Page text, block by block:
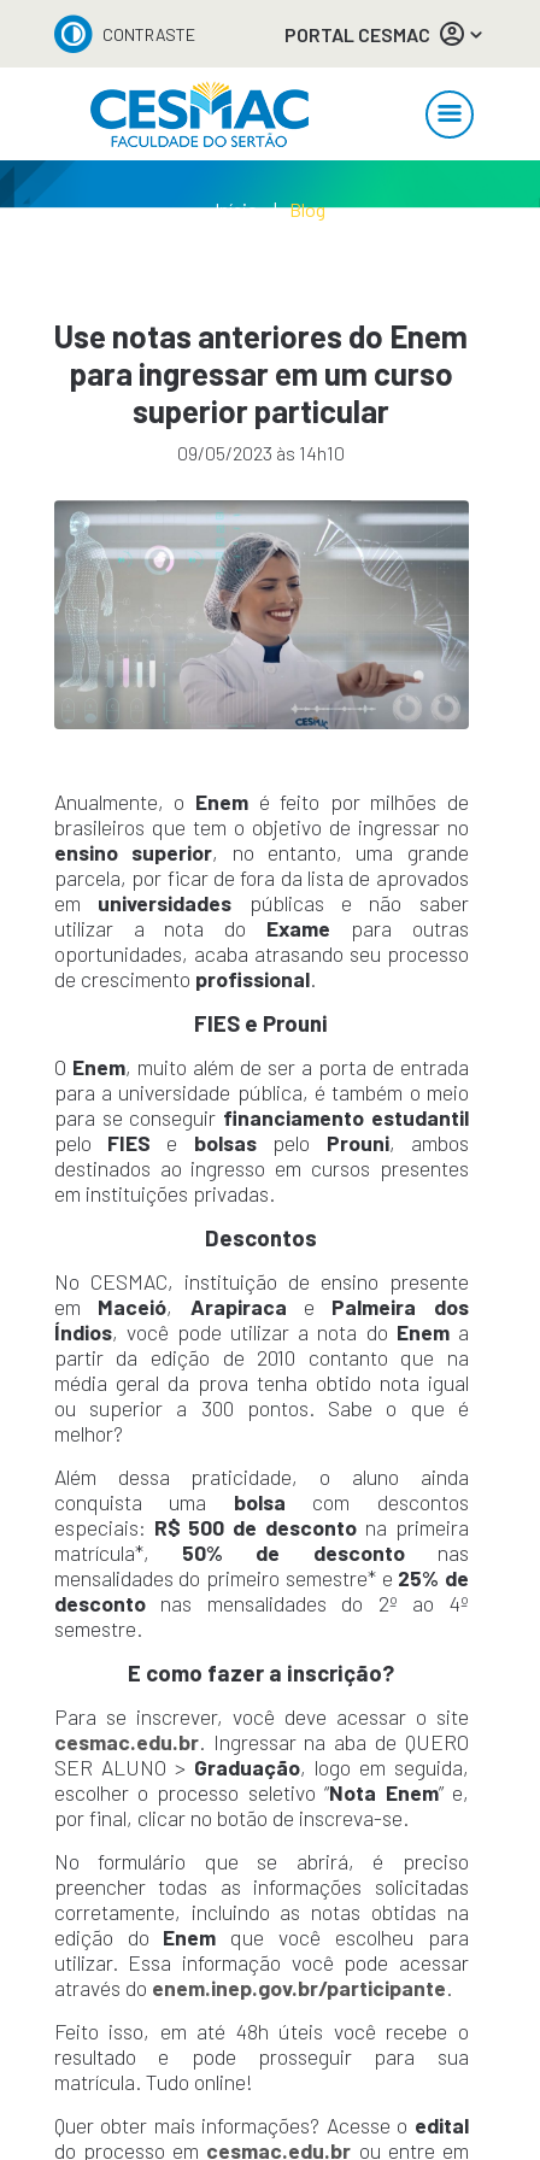
CONTRASTE PORTAL CESMAC
Início Blog
Use notas anteriores do Enem
para ingressar em um curso
superior particular
09/05/2023 às 14h10
Anualmente, o Enemé feito por milhões de
brasileiros que tem o objetivo de ingressar no
ensino superior, no entanto, uma grande
parcela, por ficar de fora da lista de aprovados
em universidades públicas e não saber
utilizar a nota do Exame para outras
oportunidades, acaba atrasando seu processo
de crescimento profissional.
FIES e Prouni
O Enem, muito além de ser a porta de entrada
para a universidade pública, é também o meio
para se conseguir financiamento estudantil
pelo FIES e bolsaspelo Prouni, ambos
destinados ao ingresso em cursos presentes
em instituições privadas.
Descontos
No CESMAC, instituição de ensino presente
em Maceió, Arapiraca e Palmeira dos
Índios, você pode utilizar a nota do Enema
partir da edição de 2010 contanto que na
média geral da prova tenha obtido nota igual
ou superior a 300 pontos. Sabe o que é
melhor?
Além dessa praticidade, o aluno ainda
conquista uma bolsa com descontos
especiais: R$ 500 de desconto na primeira
matrícula*, 50% de descontonas
mensalidades do primeiro semestre* e 25% de
descontonas mensalidades do 2º ao 4º
semestre.
E como fazer a inscrição?
Para se inscrever, você deve acessar o site
cesmac.edu.br. Ingressar na aba de QUERO
SER ALUNO > Graduação, logo em seguida,
escolher o processo seletivo “Nota Enem” e,
por final, clicar no botão de inscreva-se.
No formulário que se abrirá, é preciso
preencher todas as informações solicitadas
corretamente, incluindo as notas obtidas na
edição do Enem que você escolheu para
utilizar. Essa informação você pode acessar
através do enem.inep.gov.br/participante.
Feito isso, em até 48h úteis você recebe o
resultado e pode prosseguir para sua
matrícula. Tudo online!
Quer obter mais informações? Acesse o edital
do processo em cesmac.edu.br ou entre em